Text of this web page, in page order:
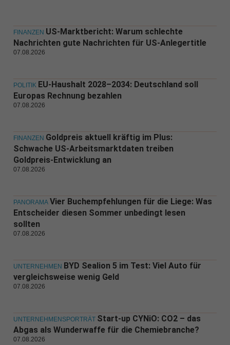
FINANZEN US-Marktbericht: Warum schlechte
Nachrichten gute Nachrichten für US-Anlegertitle
07.08.2026
POLITIK EU-Haushalt 2028–2034: Deutschland soll
Europas Rechnung bezahlen
07.08.2026
FINANZEN Goldpreis aktuell kräftig im Plus:
Schwache US-Arbeitsmarktdaten treiben
Goldpreis-Entwicklung an
07.08.2026
PANORAMA Vier Buchempfehlungen für die Liege: Was
Entscheider diesen Sommer unbedingt lesen
sollten
07.08.2026
UNTERNEHMEN BYD Sealion 5 im Test: Viel Auto für
vergleichsweise wenig Geld
07.08.2026
UNTERNEHMENSPORTRÄT Start-up CYNiO: CO2 – das
Abgas als Wunderwaffe für die Chemiebranche?
07.08.2026